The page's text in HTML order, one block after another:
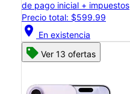
de pago inicial + impuestos
Precio total: $599.99
location_on En existencia
Ver 13 ofertas